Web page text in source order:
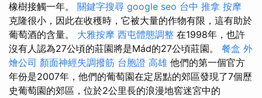
橡樹接觸一年。 關鍵字搜尋 google seo 台中 推拿 按摩
克隆很小，因此在收穫時，它被大量的作物有限，這有助於
葡萄酒的含量。 大雅按摩 西屯體態調整 在1998年，也許
沒有人認為27公頃的莊園將是Mád的27公頃莊園。 餐盒 外
燴公司 顏面神經失調撥筋 台胞證 高雄 他們的第一個官方
年份是2007年，他們的葡萄園在定居點的郊區發現了7個歷
史葡萄園的郊區，位於2公里長的浪漫地窖迷宮中的